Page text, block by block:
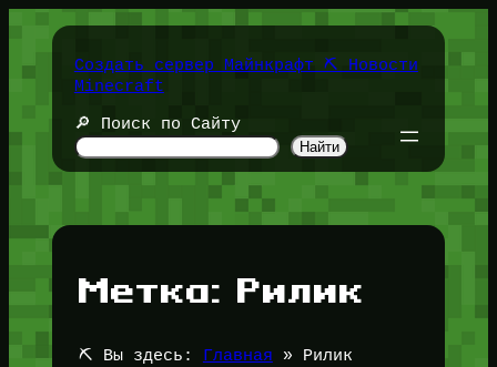
содержимомуСоздать сервер Майнкрафт ⛏️ Новости
Minecraft
🔎 Поиск по Сайту
Найти
Метка: Рилик
⛏️ Вы здесь: Главная » Рилик